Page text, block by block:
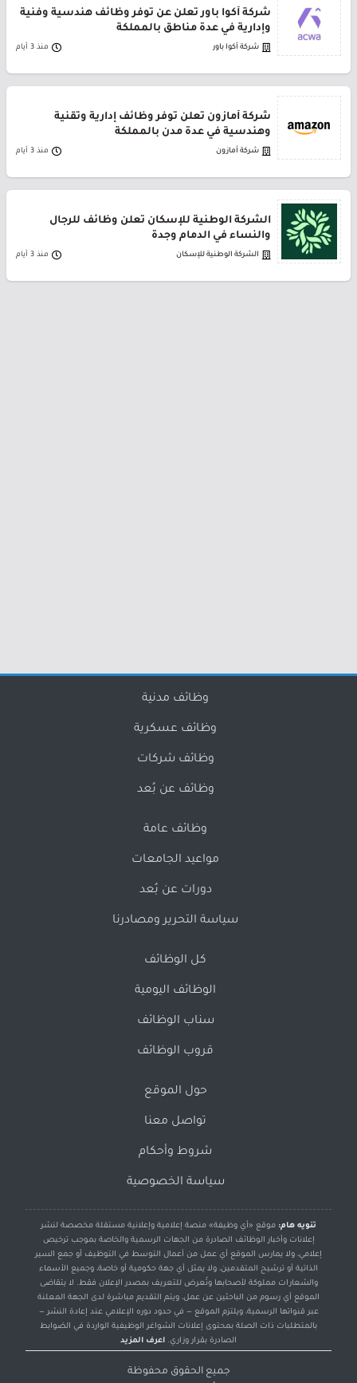
شركة أكوا باور تعلن عن توفر وظائف هندسية وفنية
وإدارية في عدة مناطق بالمملكة
شركة أكوا باور منذ 3 أيام
شركة أمازون تعلن توفر وظائف إدارية وتقنية
وهندسية في عدة مدن بالمملكة
شركة أمازون منذ 3 أيام
الشركة الوطنية للإسكان تعلن وظائف للرجال
والنساء في الدمام وجدة
الشركة الوطنية للإسكان منذ 3 أيام
وظائف مدنية
وظائف عسكرية
وظائف شركات
وظائف عن بُعد
وظائف عامة
مواعيد الجامعات
دورات عن بُعد
سياسة التحرير ومصادرنا
كل الوظائف
الوظائف اليومية
سناب الوظائف
قروب الوظائف
حول الموقع
تواصل معنا
شروط وأحكام
سياسة الخصوصية
تنويه هام: موقع «أي وظيفة» منصة إعلامية وإعلانية مستقلة مخصصة لنشر
إعلانات وأخبار الوظائف الصادرة من الجهات الرسمية والخاصة بموجب ترخيص
إعلامي، ولا يمارس الموقع أي عمل من أعمال التوسط في التوظيف أو جمع السير
الذاتية أو ترشيح المتقدمين، ولا يمثل أي جهة حكومية أو خاصة، وجميع الأسماء
والشعارات مملوكة لأصحابها وتُعرض للتعريف بمصدر الإعلان فقط. لا يتقاضى
الموقع أي رسوم من الباحثين عن عمل، ويتم التقديم مباشرة لدى الجهة المعلنة
عبر قنواتها الرسمية، ويلتزم الموقع — في حدود دوره الإعلامي عند إعادة النشر —
بالمتطلبات ذات الصلة بمحتوى إعلانات الشواغر الوظيفية الواردة في الضوابط
الصادرة بقرار وزاري. اعرف المزيد
جميع الحقوق محفوظة